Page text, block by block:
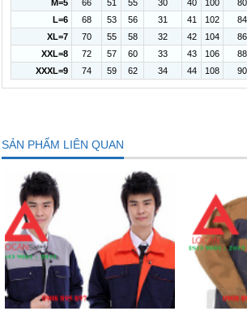
M=5
66 51 55 30 40 100 80
L=6
68 53 56 31 41 102 84
XL=7
70 55 58 32 42 104 86
XXL=8
72 57 60 33 43 106 88
XXXL=9
74 59 62 34 44 108 90
SẢN PHẨM LIÊN QUAN